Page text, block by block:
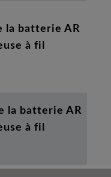
la batterie AR
à fil
la batterie AR
à fil